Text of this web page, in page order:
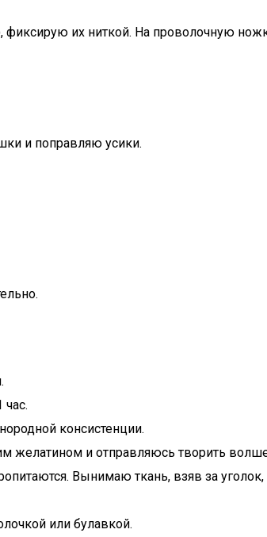
их ниткой. На проволочную
и поправляю усики.
консистенции.
и отправляюсь творить
Вынимаю ткань, взяв за
или булавкой.